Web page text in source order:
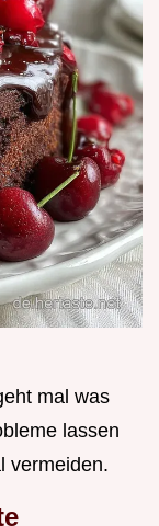
mal was
lassen
vermeiden.